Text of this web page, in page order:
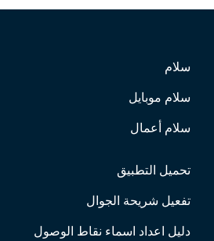
سلام
سلام موبايل
سلام أعمال
تحميل التطبيق
تفعيل شريحة الجوال
دليل اعداد اسماء نقاط الوصول